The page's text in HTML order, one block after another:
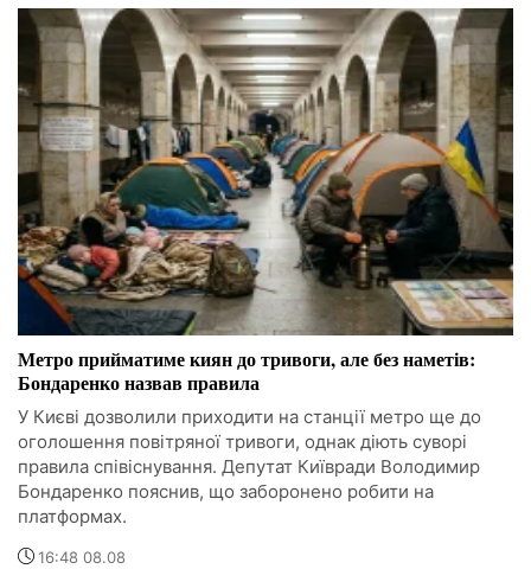
Метро прийматиме киян до тривоги, але без наметів:
Бондаренко назвав правила
У Києві дозволили приходити на станції метро ще до
оголошення повітряної тривоги, однак діють суворі
правила співіснування. Депутат Київради Володимир
Бондаренко пояснив, що заборонено робити на
платформах.
16:48 08.08